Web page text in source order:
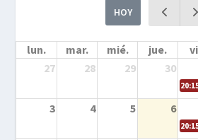
HOY
lun. mar. mié. jue.
27
28 29 30
3 4 5 6